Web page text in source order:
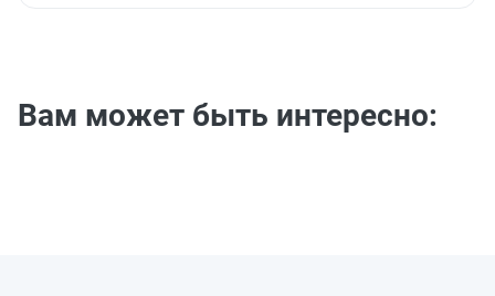
Вам может быть интересно: